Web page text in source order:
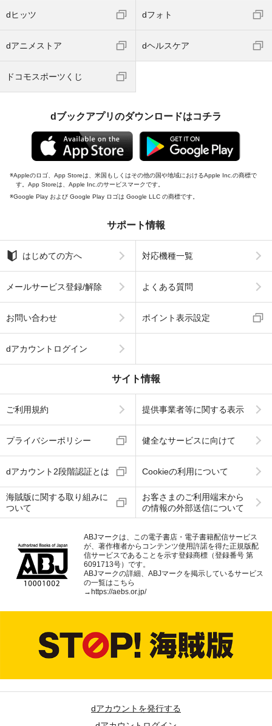
dヒッツ dフォト
dアニメストア dヘルスケア
ドコモスポーツくじ
dブックアプリのダウンロードはコチラ
Appleのロゴ、App Storeは、米国もしくはその他の国や地域におけるApple Inc.の商標で
す。App Storeは、Apple Inc.のサービスマークです。
Google Play および Google Play ロゴは Google LLC の商標です。
サポート情報
はじめての方へ 対応機種一覧
メールサービス登録/解除 よくある質問
お問い合わせ ポイント表示設定
dアカウントログイン
サイト情報
ご利用規約 提供事業者等に関する表示
プライバシーポリシー 健全なサービスに向けて
dアカウント2段階認証とは Cookieの利用について
海賊版に関する取り組みに
ついて
お客さまのご利用端末から
の情報の外部送信について
ABJマークは、この電子書店・電子書籍配信サービス
が、著作権者からコンテンツ使用許諾を得た正規版配
信サービスであることを示す登録商標（登録番号 第
6091713号）です。
ABJマークの詳細、ABJマークを掲示しているサービス
の一覧はこちら
→ https://aebs.or.jp/
dアカウントを発行する